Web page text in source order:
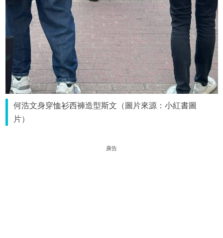
何浩文身穿恤衫西褲造型斯文（圖片來源：小紅書圖
片）
廣告